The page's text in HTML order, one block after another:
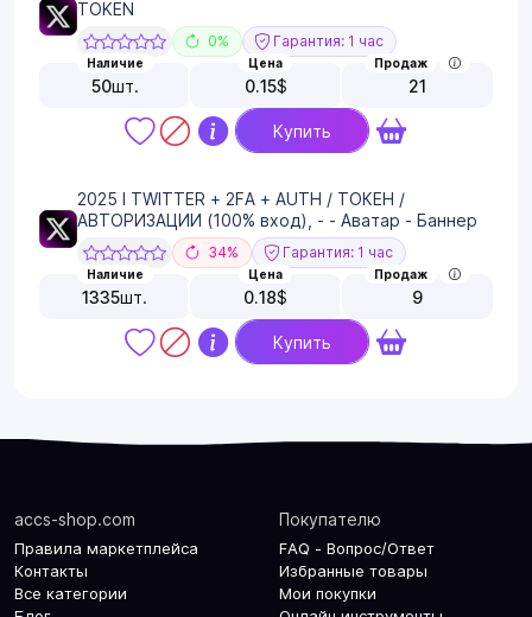
TOKEN
0% Гарантия: 1 час
Наличие
50шт.
Цена
0.15$
Продаж
21
Купить
2025 I TWITTER + 2FA + AUTH / ТОКЕН /
АВТОРИЗАЦИИ (100% вход), - - Аватар - Баннер
34% Гарантия: 1 час
Наличие
1335шт.
Цена
0.18$
Продаж
9
Купить
accs-shop.com
Правила маркетплейса
Контакты
Все категории
Покупателю
FAQ - Вопрос/Ответ
Избранные товары
Мои покупки